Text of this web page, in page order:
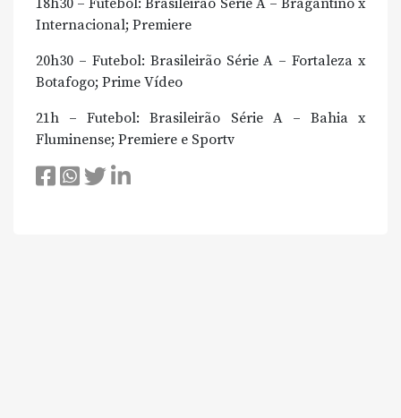
Internacional; Premiere
20h30 – Futebol: Brasileirão Série A – Fortaleza x
Botafogo; Prime Vídeo
21h – Futebol: Brasileirão Série A – Bahia x
Fluminense; Premiere e Sportv